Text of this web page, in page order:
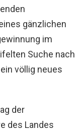
gänzlichen
im
Suche nach
völlig neues
der
des Landes